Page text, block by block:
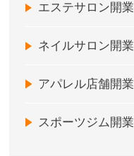
エステサロン開業
ネイルサロン開業
アパレル店舗開業
スポーツジム開業